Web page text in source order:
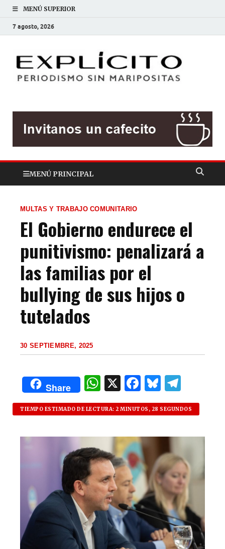
MENÚ SUPERIOR
7 agosto, 2026
MENÚ PRINCIPAL
MULTAS Y TRABAJO COMUNITARIO
El Gobierno endurece el
punitivismo: penalizará a
las familias por el
bullying de sus hijos o
tutelados
30 SEPTIEMBRE, 2025
Share
W
h
at
s
A
p
p
X F
a
c
e
b
o
o
k
B
lu
es
k
y
el
e
g
ra
m
TIEMPO ESTIMADO DE LECTURA: 2 MINUTOS, 28 SEGUNDOS